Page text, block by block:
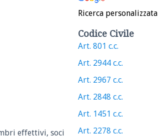
effettivi, soci
Ricerca personalizzata
Codice Civile
Art. 801 c.c.
Art. 2944 c.c.
Art. 2967 c.c.
Art. 2848 c.c.
Art. 1451 c.c.
Art. 2278 c.c.